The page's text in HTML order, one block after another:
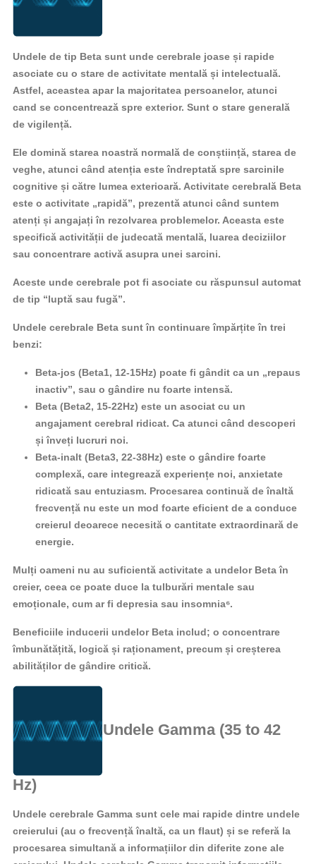
Undele de tip Beta sunt unde cerebrale joase și rapide
asociate cu o stare de activitate mentală și intelectuală.
Astfel, aceastea apar la majoritatea persoanelor, atunci
cand se concentrează spre exterior. Sunt o stare generală
de vigilență.
Ele domină starea noastră normală de conștiință, starea de
veghe, atunci când atenția este îndreptată spre sarcinile
cognitive și către lumea exterioară. Activitate cerebrală Beta
este o activitate „rapidă”, prezentă atunci când suntem
atenți și angajați în rezolvarea problemelor. Aceasta este
specifică activității de judecată mentală, luarea deciziilor
sau concentrare activă asupra unei sarcini.
Aceste unde cerebrale pot fi asociate cu răspunsul automat
de tip “luptă sau fugă”.
Undele cerebrale Beta sunt în continuare împărțite în trei
benzi:
Beta-jos (Beta1, 12-15Hz) poate fi gândit ca un „repaus
inactiv”, sau o gândire nu foarte intensă.
Beta (Beta2, 15-22Hz) este un asociat cu un
angajament cerebral ridicat. Ca atunci când descoperi
și înveți lucruri noi.
Beta-inalt (Beta3, 22-38Hz) este o gândire foarte
complexă, care integrează experiențe noi, anxietate
ridicată sau entuziasm. Procesarea continuă de înaltă
frecvență nu este un mod foarte eficient de a conduce
creierul deoarece necesită o cantitate extraordinară de
energie.
Mulți oameni nu au suficientă activitate a undelor Beta în
creier, ceea ce poate duce la tulburări mentale sau
emoționale, cum ar fi depresia sau insomnia⁶.
Beneficiile inducerii undelor Beta includ; o concentrare
îmbunătățită, logică și raționament, precum și creșterea
abilităților de gândire critică.
Undele Gamma (35 to 42
Hz)
Undele cerebrale Gamma sunt cele mai rapide dintre undele
creierului (au o frecvență înaltă, ca un flaut) și se referă la
procesarea simultană a informațiilor din diferite zone ale